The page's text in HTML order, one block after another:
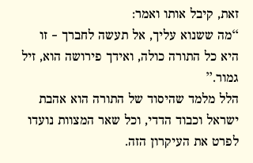
זאת, קיבל אותו ואמר:
“מה ששנוא עליך, אל תעשה לחברך – זו
היא כל התורה כולה, ואידך פירושה הוא, זיל
גמור.”
הלל מלמד שהיסוד של התורה הוא אהבת
ישראל וכבוד הדדי, וכל שאר המצוות נועדו
לפרט את העיקרון הזה.